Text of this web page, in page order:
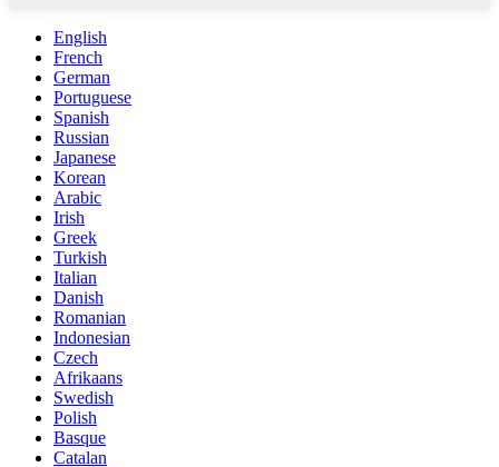
English
French
German
Portuguese
Spanish
Russian
Japanese
Korean
Arabic
Irish
Greek
Turkish
Italian
Danish
Romanian
Indonesian
Czech
Afrikaans
Swedish
Polish
Basque
Catalan